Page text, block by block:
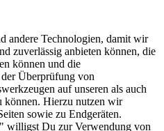
andere Technologien, damit wir
zuverlässig anbieten können, die
können und die
Überprüfung von
auf unseren als auch
können. Hierzu nutzen wir
sowie zu Endgeräten.
Du zur Verwendung von